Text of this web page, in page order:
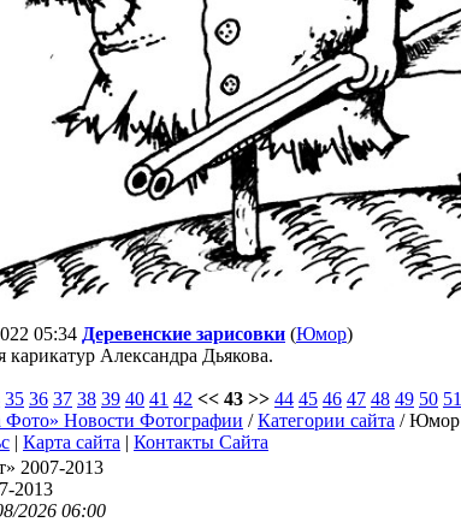
05:34 Деревенские зарисовки (Юмор)
карикатур Александра Дьякова.
35 36 37 38 39 40 41 42 << 43 >> 44 45 46 47 48 49 50 51
Фото» Новости Фотографии /Категории сайта / Юмор
| Карта сайта | Контакты Сайта
2007-2013
2013
2026 06:00